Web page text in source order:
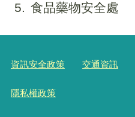
5 食品藥物安全處
資訊安全政策 交通資訊
隱私權政策